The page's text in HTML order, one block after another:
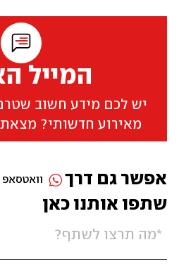
המייל
יש לכם מידע חשוב
מאירוע חדשותי?
שתפו אותנו כאן
אפשר גם דרך וואטסאפ